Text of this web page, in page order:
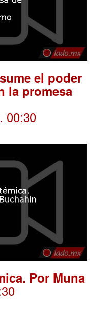
el poder
la promesa
. 00:30
Por Muna